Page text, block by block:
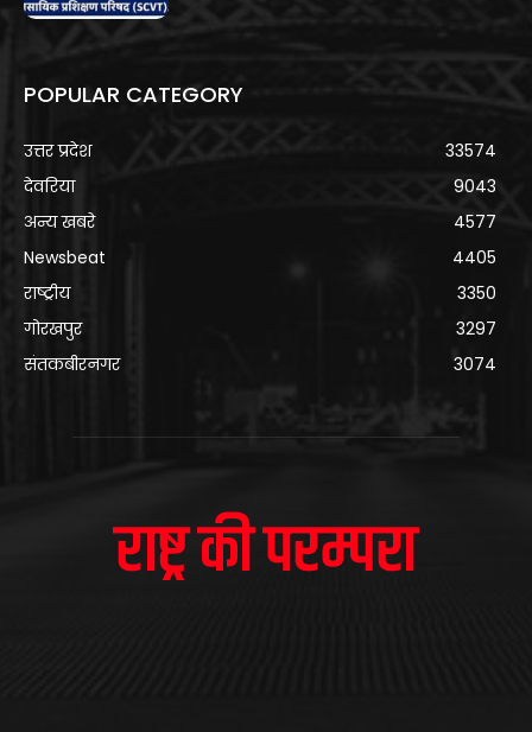
POPULAR CATEGORY
उत्तर प्रदेश
33574
देवरिया
9043
अन्य खबरे
4577
Newsbeat
4405
राष्ट्रीय
3350
गोरखपुर
3297
संतकबीरनगर
3074